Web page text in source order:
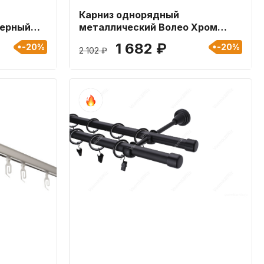
180
-20%
Карниз однорядный
металлический Волео Хром
2 102 ₽ 1 682 ₽ -20%